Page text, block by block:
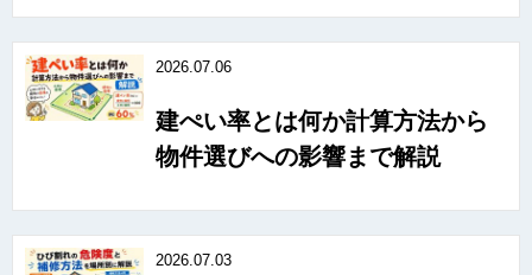
2026.07.06
建ぺい率とは何か計算方法から
物件選びへの影響まで解説
2026.07.03